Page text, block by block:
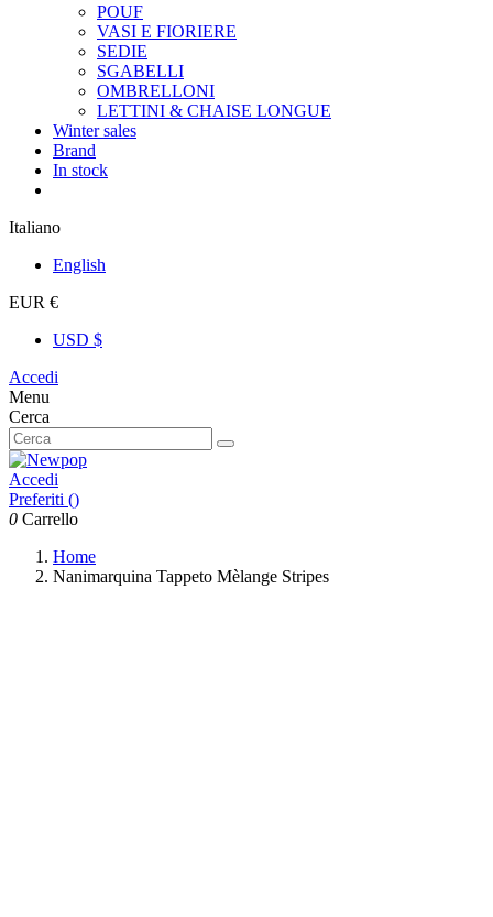
POUF
VASI E FIORIERE
SEDIE
SGABELLI
OMBRELLONI
LETTINI & CHAISE LONGUE
Winter sales
Brand
In stock
Italiano
English
EUR €
USD $
Accedi
Menu
Cerca
Accedi
Preferiti ()
0 Carrello
Home
Nanimarquina Tappeto Mèlange Stripes